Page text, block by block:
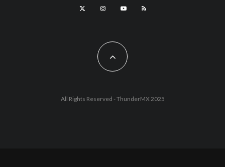
All Rights Reserved - ThunderMX 2025